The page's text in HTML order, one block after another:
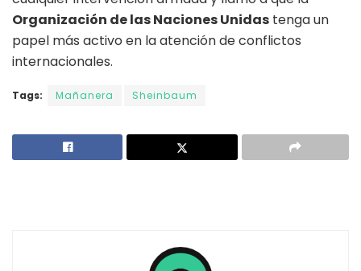
Organización de las Naciones Unidas tenga un
papel más activo en la atención de conflictos
internacionales.
Tags: Mañanera Sheinbaum